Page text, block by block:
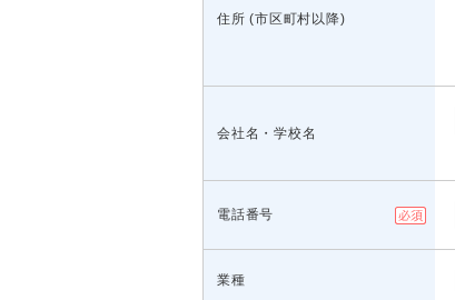
住所 (市区町村以降)
会社名・学校名
電話番号
業種